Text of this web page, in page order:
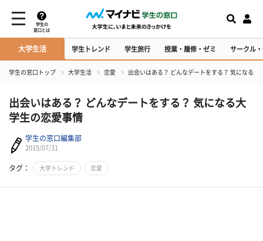
学生の
窓口とは
大学生活 学生トレンド 学生旅行 授業・履修・ゼミ サークル
学生の窓口トップ 大学生活 恋愛 出会いはある？ どんなデートをする？ 気になる大
出会いはある？ どんなデートをする？ 気になる大
学生の恋愛事情
学生の窓口編集部
2015/07/31
タグ： 大学トレンド 恋愛